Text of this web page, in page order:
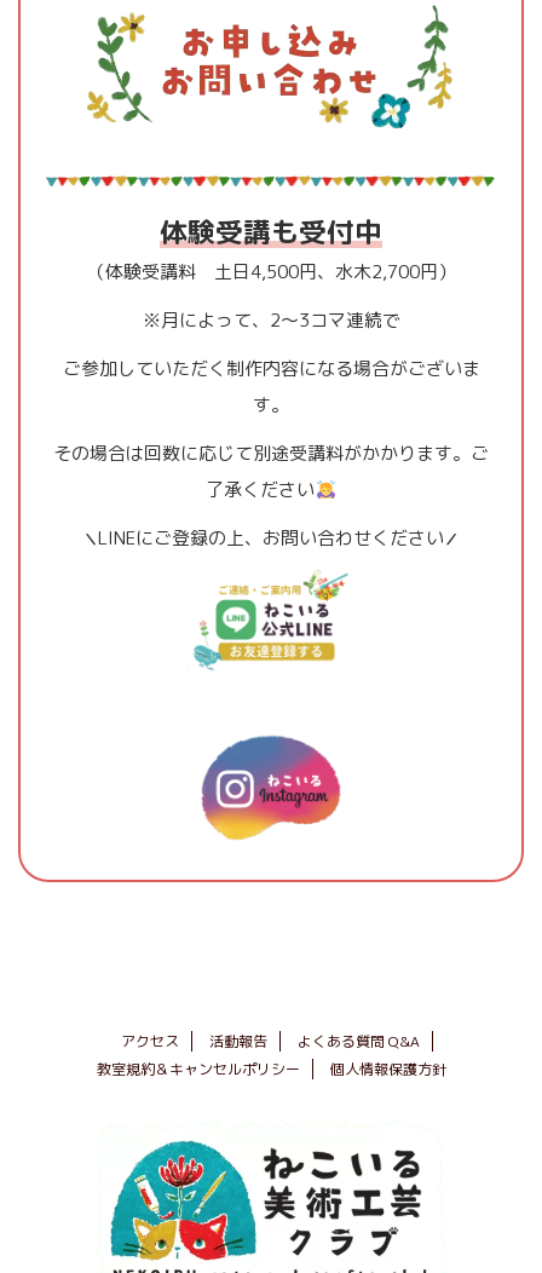
体験受講も受付中
（体験受講料 土日4,500円、水木2,700円）
※月によって、2〜3コマ連続で
ご参加していただく制作内容になる場合がございま
す。
その場合は回数に応じて別途受講料がかかります。ご
了承ください
＼LINEにご登録の上、お問い合わせください／
アクセス 活動報告
よくある質問 Q&A
教室規約＆キャンセルポリシー
個人情報保護方針